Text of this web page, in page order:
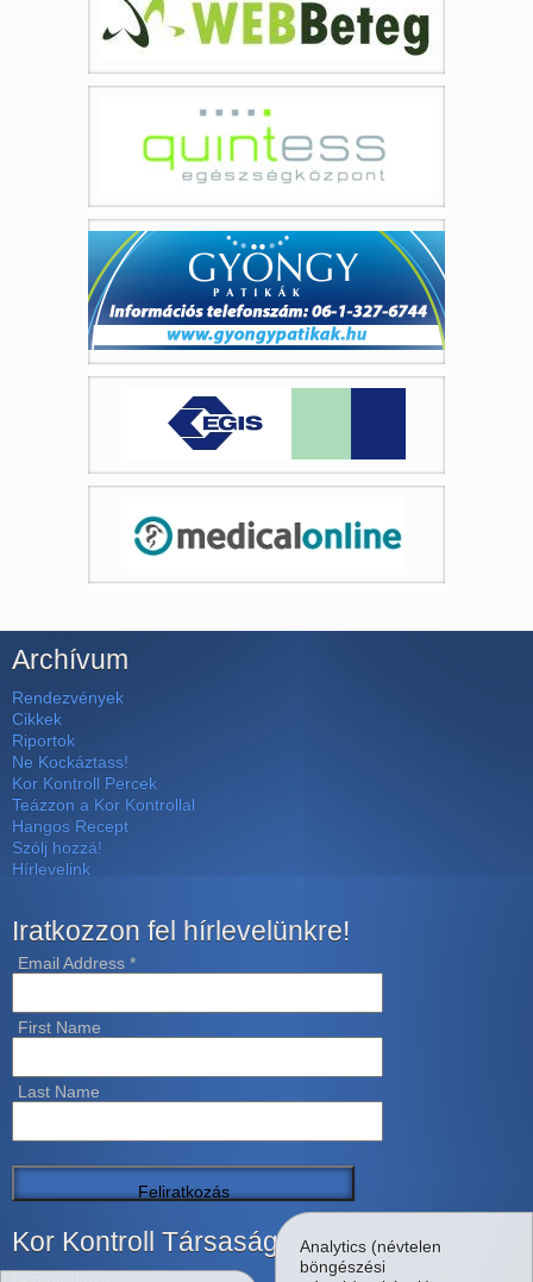
Archívum
Rendezvények
Cikkek
Riportok
Ne Kockáztass!
Kor Kontroll Percek
Teázzon a Kor Kontrollal
Hangos Recept
Szólj hozzá!
Hírlevelink
Iratkozzon fel hírlevelünkre!
Email Address *
First Name
Last Name
Kor Kontroll Társaság
Analytics (névtelen
böngészési